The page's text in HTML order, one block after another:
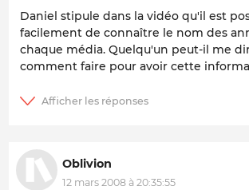
Daniel stipule dans la vidéo qu'il est
facilement de connaître le nom des
chaque média. Quelqu'un peut-il me
comment faire pour avoir cette
Oblivion
12 mars 2008 à 20:35:55